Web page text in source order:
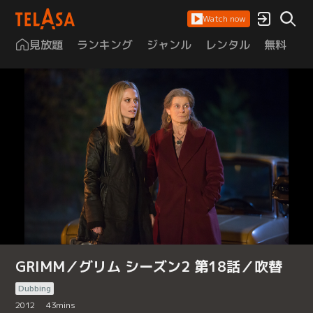
Watch now
見放題 ランキング ジャンル レンタル 無料
GRIMM／グリム シーズン2 第18話／吹替
Dubbing
2012
43mins